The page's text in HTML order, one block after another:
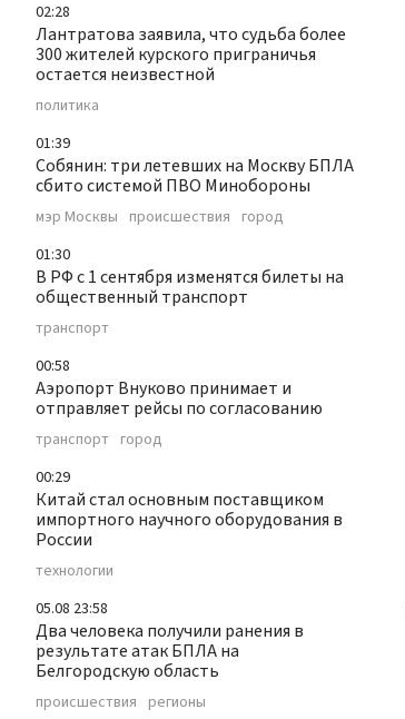
02:28
Лантратова заявила, что судьба более
300 жителей курского приграничья
остается неизвестной
политика
01:39
Собянин: три летевших на Москву БПЛА
сбито системой ПВО Минобороны
мэр Москвы происшествия город
01:30
В РФ с 1 сентября изменятся билеты на
общественный транспорт
транспорт
00:58
Аэропорт Внуково принимает и
отправляет рейсы по согласованию
транспорт город
00:29
Китай стал основным поставщиком
импортного научного оборудования в
России
технологии
05.08 23:58
Два человека получили ранения в
результате атак БПЛА на
Белгородскую область
происшествия регионы